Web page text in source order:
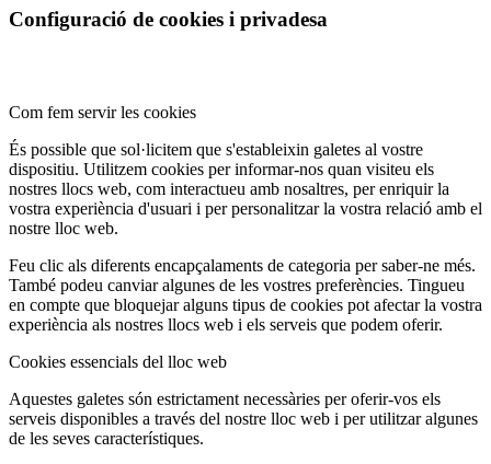
Configuració de cookies i privadesa
Com fem servir les cookies
És possible que sol·licitem que s'estableixin galetes al vostre
dispositiu. Utilitzem cookies per informar-nos quan visiteu els
nostres llocs web, com interactueu amb nosaltres, per enriquir la
vostra experiència d'usuari i per personalitzar la vostra relació amb el
nostre lloc web.
Feu clic als diferents encapçalaments de categoria per saber-ne més.
També podeu canviar algunes de les vostres preferències. Tingueu
en compte que bloquejar alguns tipus de cookies pot afectar la vostra
experiència als nostres llocs web i els serveis que podem oferir.
Cookies essencials del lloc web
Aquestes galetes són estrictament necessàries per oferir-vos els
serveis disponibles a través del nostre lloc web i per utilitzar algunes
de les seves característiques.